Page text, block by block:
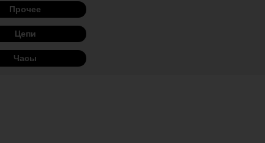
Цепи
Часы
Прочее